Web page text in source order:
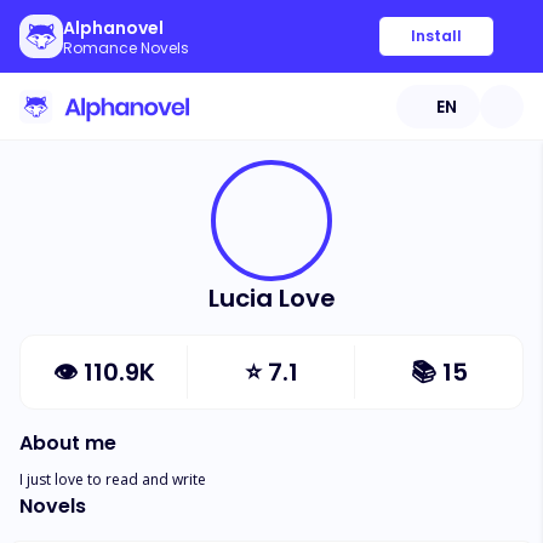
Alphanovel
Romance Novels
Install
EN
Lucia Love
👁 110.9K ⭐7.1 📚 15
About me
I just love to read and write
Novels